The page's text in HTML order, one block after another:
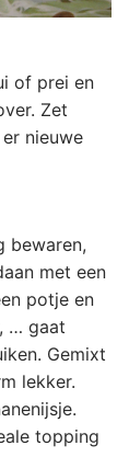
of prei en
Zet
nieuwe
bewaren,
met een
potje en
… gaat
Gemixt
lekker.
topping